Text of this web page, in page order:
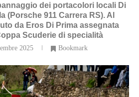
dei portacolori locali Di
(Porsche 911 Carrera RS). Al
da Eros Di Prima assegnata
Scuderie di specialità
2025 Bookmark